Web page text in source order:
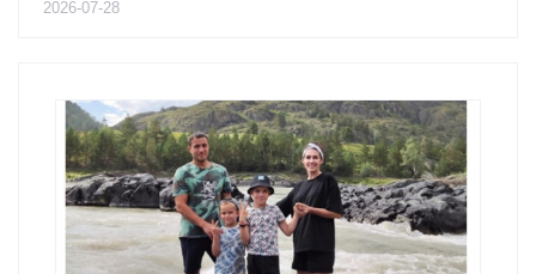
2026-07-28